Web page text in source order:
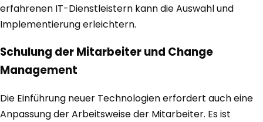
erfahrenen IT-Dienstleistern kann die Auswahl und
Implementierung erleichtern.
Schulung der Mitarbeiter und Change
Management
Die Einführung neuer Technologien erfordert auch eine
Anpassung der Arbeitsweise der Mitarbeiter. Es ist